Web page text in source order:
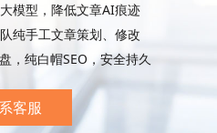
模型，降低文章AI痕迹
纯手工文章策划、修改
，纯白帽SEO，安全持久
客服